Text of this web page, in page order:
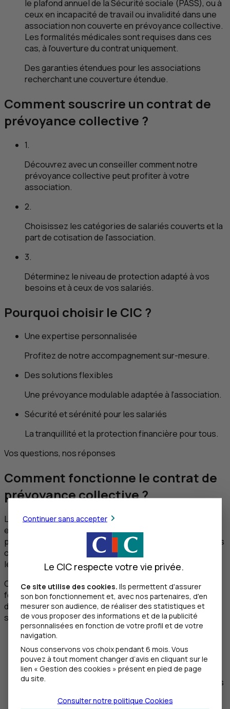
le plafond annuel de la Sécurité sociale (PASS), ou à
ceux en incapacité de travail ou invalidité dans une
association non couverte en prévoyance collective.
Les formalités médicales sont requises dans ces
cas, à l’ouverture du contrat uniquement.
Des garanties étendues pour les associations
recherchant une couverture étendue.
Comment souscrire un contrat de
prévoyance collective ?
1.
Découvrez avec un conseiller comment notre
prévoyance collective peut profiter à votre
association.
2.
Choisissez les catégories de salariés couverts et la
part de cotisation de l'association.
3.
Déterminez le niveau de protection adapté à vos
besoins et à ceux de vos salariés.
Pourquoi choisir le CIC ?
Une expertise personnalisée
Profitez de notre accompagnement sur-mesure.
Des solutions flexibles
Une prévoyance modulable adaptée à l’association.
Sécurité et sérénité pour les salariés
La tranquillité et la protection financière pour tous.
Vos questions, nos réponses
Comment fonctionne le contrat de
prévoyance collective ?
La prévoyance collective duCIC
exceptionnelle en matière de garanties. Vous avez la
possibilité de personnaliser les garanties en fonction des
catégories de salariés de votre association, que ce soit
les cadres, les non-cadres ou l'ensemble du personnel.
Chaque catégorie de salariés peut bénéficier d'une
formule spécifique, avec la possibilité de choisir parmi
des niveaux de prestation notamment sur les garanties
suivantes :
le versement d'un capital en cas de décès ou
d'invalidité absolue et définitive ;
le maintien de revenu en cas d'incapacité de travail
ou d'invalidité ;
le versement d'une rente éducation pour les enfants
le versement d'une rente au conjoint du salarié (en
Continuer sans accepter
Le CIC respecte votre vie privée.
Ce site utilise des cookies. Ils permettent d'assurer
son bon fonctionnement et, avec nos partenaires, d'en
mesurer son audience, de réaliser des statistiques et
de vous proposer des informations et de la publicité
personnalisées en fonction de votre profil et de votre
navigation.
Nous conservons vos choix pendant 6 mois. Vous
pouvez à tout moment changer d’avis en cliquant sur le
lien « Gestion des cookies » présent en pied de page
du site.
Consulter notre politique Cookies